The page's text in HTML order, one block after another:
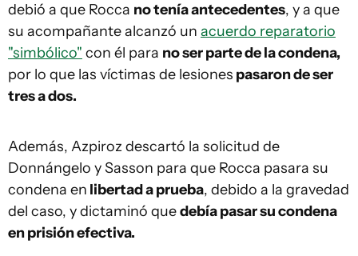
debió a que Rocca no tenía antecedentes, y a que
su acompañante alcanzó un acuerdo reparatorio
"simbólico" con él para no ser parte de la condena,
por lo que las víctimas de lesiones pasaron de ser
tres a dos.
Además, Azpiroz descartó la solicitud de
Donnángelo y Sasson para que Rocca pasara su
condena en libertad a prueba, debido a la gravedad
del caso, y dictaminó quedebía pasar su condena
en prisión efectiva.